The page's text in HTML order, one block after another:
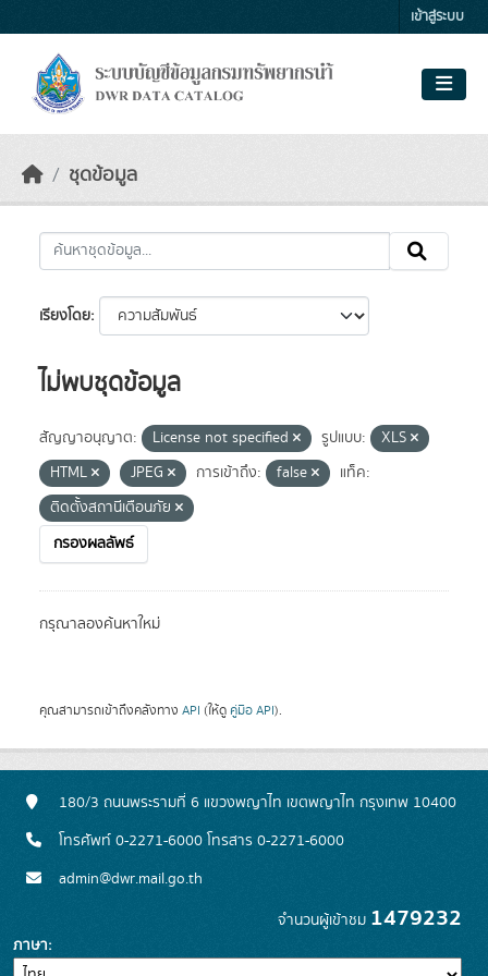
เข้าสู่ระบบ
ชุดข้อมูล
เรียงโดย
ไม่พบชุดข้อมูล
สัญญาอนุญาต: License not specified รูปแบบ:
XLS
HTML
JPEG การเข้าถึง: false
แท็ค:
ติดตั้งสถานีเตือนภัย
กรองผลลัพธ์
กรุณาลองค้นหาใหม่
คุณสามารถเข้าถึงคลังทาง API (ให้ดู คู่มือ API).
180/3 ถนนพระรามที่ 6 แขวงพญาไท เขตพญาไท กรุงเทพ 10400
โทรศัพท์ 0-2271-6000 โทรสาร 0-2271-6000
admin@dwr.mail.go.th
จำนวนผู้เข้าชม 1479232
ภาษา